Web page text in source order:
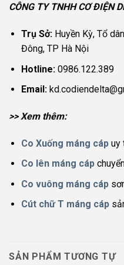
CÔNG TY TNHH CƠ ĐIỆN
Trụ Sở:Huyền Kỳ, Tổ
Đông, TP Hà Nội
Hotline:0986.122.389
Email:
>> Xem thêm:
Co Xuống máng cápuy
Co lên máng cáp
Co vuông máng cáp
Cút chữ T máng cáp
SẢN PHẨM TƯƠNG TỰ